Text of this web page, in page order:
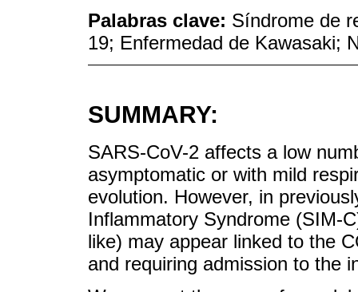
Palabras clave: Síndrome de
19; Enfermedad de Kawasaki;
SUMMARY:
SARS-CoV-2 affects a low
asymptomatic or with mild
evolution. However, in
Inflammatory Syndrome (SIM-
like) may appear linked to the
and requiring admission to the